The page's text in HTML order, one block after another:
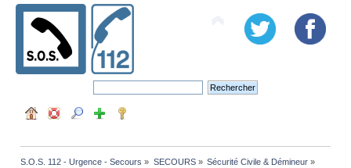
S.O.S. 112 - Urgence - Secours » SECOURS» Sécurité Civile & Démineur»